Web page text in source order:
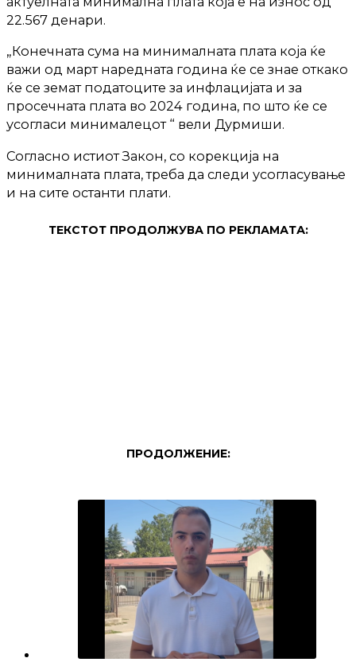
22.567 денари.
„Конечната сума на минималната плата која ќе
важи од март наредната година ќе се знае откако
ќе се земат податоците за инфлацијата и за
просечната плата во 2024 година, по што ќе се
усогласи минималецот “ вели Дурмиши.
Согласно истиот Закон, со корекција на
минималната плата, треба да следи усогласување
и на сите останти плати.
ТЕКСТОТ ПРОДОЛЖУВА ПО РЕКЛАМАТА:
ПРОДОЛЖЕНИЕ: